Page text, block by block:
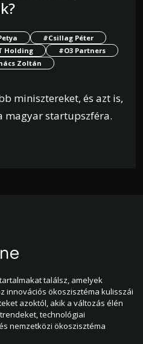
#Csillag Péter
Holding
#O3 Partners
Zoltán
minisztereket, és azt is,
magyar startupszféra.
találsz, amelyek
innovációs ökoszisztéma kulisszái
azoktól, akik a változás élén
technológiai
nemzetközi ökoszisztéma